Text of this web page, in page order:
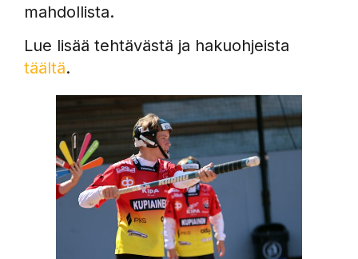
mahdollista.
Lue lisää tehtävästä ja hakuohjeista
täältä.